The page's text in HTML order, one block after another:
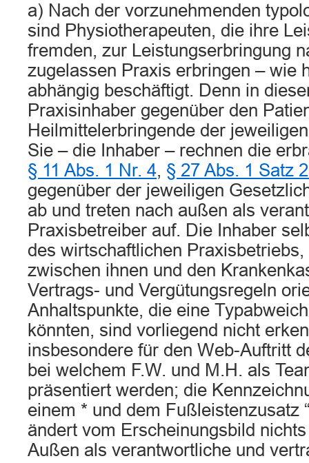
a) Nach der vorzunehmenden
sind Physiotherapeuten, die ihre
fremden, zur Leistungserbringung
zugelassen Praxis erbringen – wie
abhängig beschäftigt. Denn in
Praxisinhaber gegenüber den
Heilmittelerbringende der
Sie – die Inhaber – rechnen die
§ 11 Abs. 1 Nr. 4, § 27 Abs. 1 Satz
gegenüber der jeweiligen
ab und treten nach außen als
Praxisbetreiber auf. Die Inhaber
des wirtschaftlichen
zwischen ihnen und den
Vertrags- und Vergütungsregeln
Anhaltspunkte, die eine
könnten, sind vorliegend nicht
insbesondere für den Web-Auftritt
bei welchem F.W. und M.H. als
präsentiert werden; die
einem * und dem Fußleistenzusatz
ändert vom Erscheinungsbild
Außen als verantwortliche und